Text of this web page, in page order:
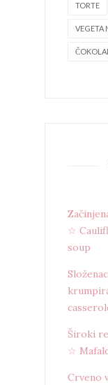
TORTE
VEGETA
☆
soup
Široki
☆
Crveno